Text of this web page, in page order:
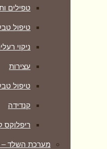
טפילים
טיפול
ניקוי
עצירות
טיפול
קנדידה
ריפלוקס
מערכת השלד –